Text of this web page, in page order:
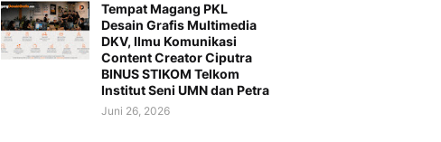
Tempat Magang PKL
Desain Grafis Multimedia
DKV, Ilmu Komunikasi
Content Creator Ciputra
BINUS STIKOM Telkom
Institut Seni UMN dan Petra
Juni 26, 2026